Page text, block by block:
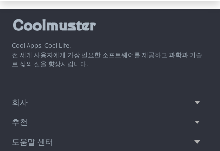
Cool Apps, Cool Life.
전 세계 사용자에게 가장 필요한 소프트웨어를 제공하고 과학과 기술
로 삶의 질을 향상시킵니다.
회사
추천
도움말 센터